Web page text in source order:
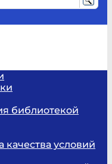
библиотекой
условий